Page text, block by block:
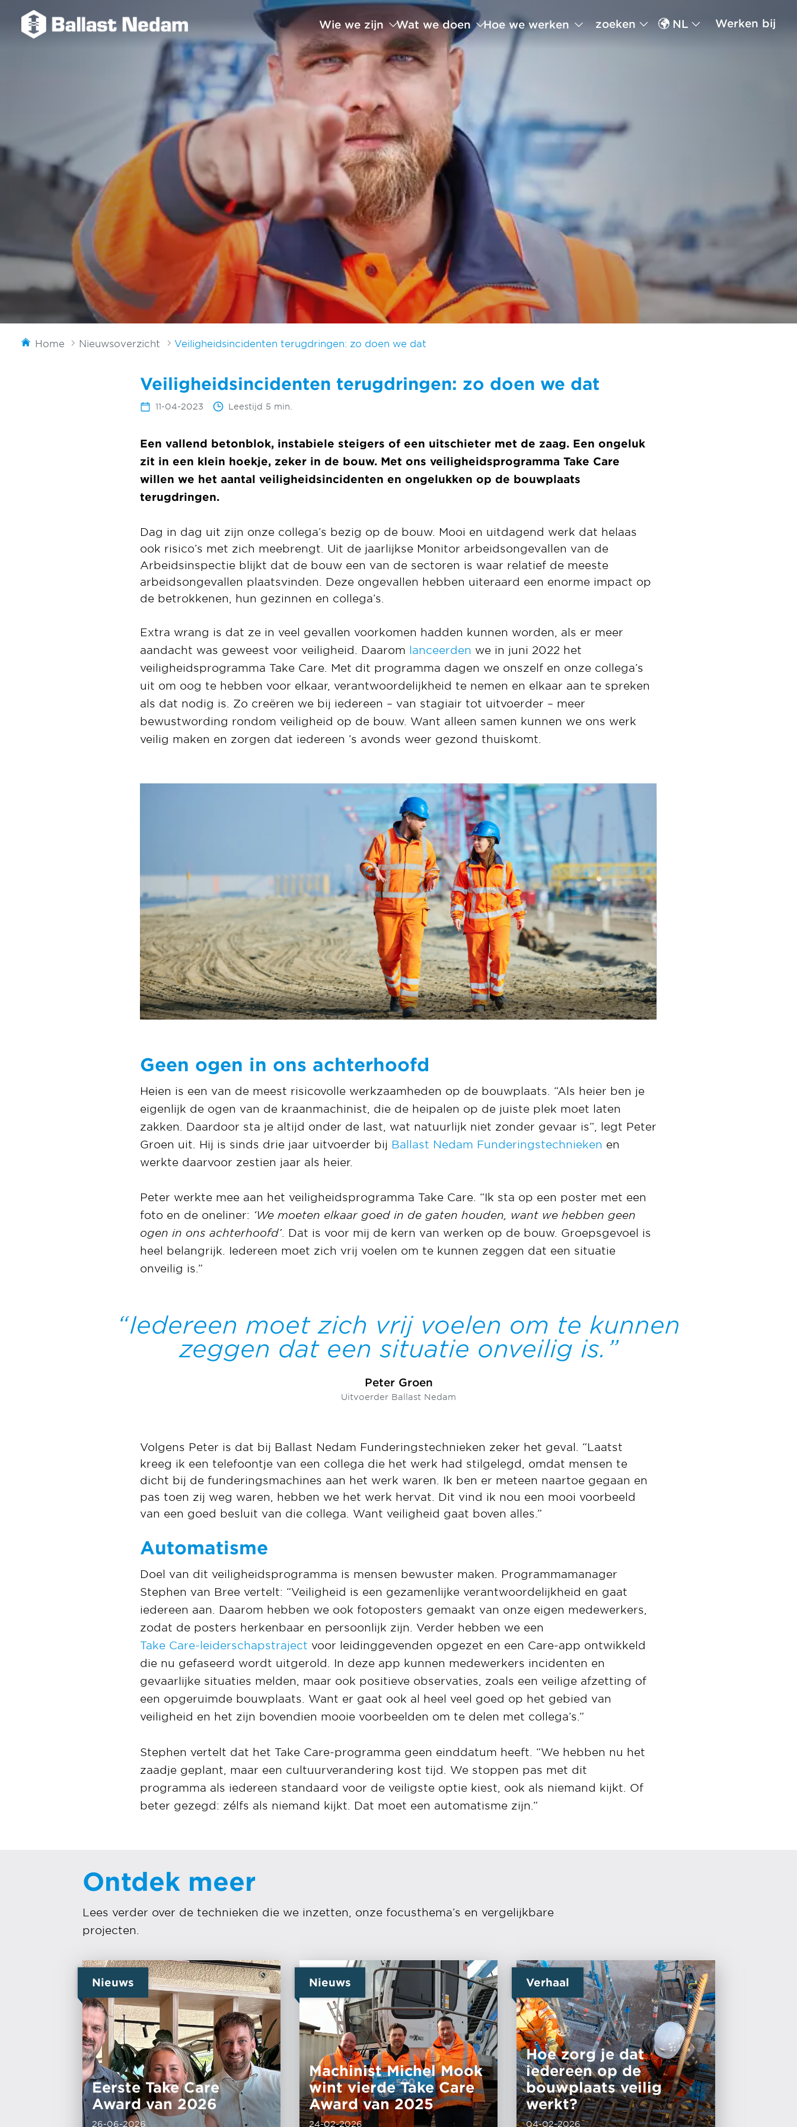
Werken bij
NL
zoeken
Wie we zijn Wat we doen Hoe we werken
Home Nieuwsoverzicht Veiligheidsincidenten terugdringen: zo doen we dat
Veiligheidsincidenten terugdringen: zo doen we dat
11-04-2023 Leestijd 5 min.
Een vallend betonblok, instabiele steigers of een uitschieter met de zaag. Een ongeluk
zit in een klein hoekje, zeker in de bouw. Met ons veiligheidsprogramma Take Care
willen we het aantal veiligheidsincidenten en ongelukken op de bouwplaats
terugdringen.
Dag in dag uit zijn onze collega’s bezig op de bouw. Mooi en uitdagend werk dat helaas
ook risico’s met zich meebrengt. Uit de jaarlijkse Monitor arbeidsongevallen van de
Arbeidsinspectie blijkt dat de bouw een van de sectoren is waar relatief de meeste
arbeidsongevallen plaatsvinden. Deze ongevallen hebben uiteraard een enorme impact op
de betrokkenen, hun gezinnen en collega’s.
Extra wrang is dat ze in veel gevallen voorkomen hadden kunnen worden, als er meer
aandacht was geweest voor veiligheid. Daarom lanceerden we in juni 2022 het
veiligheidsprogramma Take Care. Met dit programma dagen we onszelf en onze collega’s
uit om oog te hebben voor elkaar, verantwoordelijkheid te nemen en elkaar aan te spreken
als dat nodig is. Zo creëren we bij iedereen – van stagiair tot uitvoerder – meer
bewustwording rondom veiligheid op de bouw. Want alleen samen kunnen we ons werk
veilig maken en zorgen dat iedereen ’s avonds weer gezond thuiskomt.
Geen ogen in ons achterhoofd
Heien is een van de meest risicovolle werkzaamheden op de bouwplaats. “Als heier ben je
eigenlijk de ogen van de kraanmachinist, die de heipalen op de juiste plek moet laten
zakken. Daardoor sta je altijd onder de last, wat natuurlijk niet zonder gevaar is”, legt Peter
Groen uit. Hij is sinds drie jaar uitvoerder bij Ballast Nedam Funderingstechnieken en
werkte daarvoor zestien jaar als heier.
Peter werkte mee aan het veiligheidsprogramma Take Care. “Ik sta op een poster met een
foto en de oneliner: ‘We moeten elkaar goed in de gaten houden, want we hebben geen
ogen in ons achterhoofd’. Dat is voor mij de kern van werken op de bouw. Groepsgevoel is
heel belangrijk. Iedereen moet zich vrij voelen om te kunnen zeggen dat een situatie
onveilig is.”
Iedereen moet zich vrij voelen om te kunnen
zeggen dat een situatie onveilig is.
Peter Groen
Uitvoerder Ballast Nedam
Volgens Peter is dat bij Ballast Nedam Funderingstechnieken zeker het geval. “Laatst
kreeg ik een telefoontje van een collega die het werk had stilgelegd, omdat mensen te
dicht bij de funderingsmachines aan het werk waren. Ik ben er meteen naartoe gegaan en
pas toen zij weg waren, hebben we het werk hervat. Dit vind ik nou een mooi voorbeeld
van een goed besluit van die collega. Want veiligheid gaat boven alles.”
Automatisme
Doel van dit veiligheidsprogramma is mensen bewuster maken. Programmamanager
Stephen van Bree vertelt: “Veiligheid is een gezamenlijke verantwoordelijkheid en gaat
iedereen aan. Daarom hebben we ook fotoposters gemaakt van onze eigen medewerkers,
zodat de posters herkenbaar en persoonlijk zijn. Verder hebben we een
Take Care-leiderschapstraject voor leidinggevenden opgezet en een Care-app ontwikkeld
die nu gefaseerd wordt uitgerold. In deze app kunnen medewerkers incidenten en
gevaarlijke situaties melden, maar ook positieve observaties, zoals een veilige afzetting of
een opgeruimde bouwplaats. Want er gaat ook al heel veel goed op het gebied van
veiligheid en het zijn bovendien mooie voorbeelden om te delen met collega’s.”
Stephen vertelt dat het Take Care-programma geen einddatum heeft. “We hebben nu het
zaadje geplant, maar een cultuurverandering kost tijd. We stoppen pas met dit
programma als iedereen standaard voor de veiligste optie kiest, ook als niemand kijkt. Of
beter gezegd: zélfs als niemand kijkt. Dat moet een automatisme zijn.”
Ontdek meer
Lees verder over de technieken die we inzetten, onze focusthema’s en vergelijkbare
projecten.
Nieuws
Eerste Take Care
Award van 2026
26-06-2026
Nieuws
Machinist Michel Mook
wint vierde Take Care
Award van 2025
24-02-2026
Verhaal
Hoe zorg je dat
iedereen op de
bouwplaats veilig
werkt?
04-02-2026